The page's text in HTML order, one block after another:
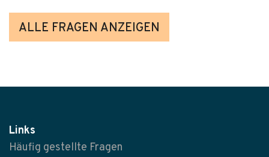
ALLE FRAGEN ANZEIGEN
Links
Häufig gestellte Fragen